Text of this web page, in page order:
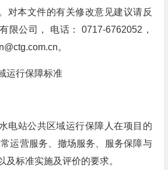
。对本文件的有关修改意见建议请反
限公司， 电话： 0717-6762052，
。
运行保障标准
电站公共区域运行保障人在项目的
运营服务、撤场服务、服务保障与
及标准实施及评价的要求。